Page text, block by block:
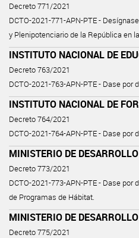
Decreto 771/2021
DCTO-2021-771-APN-PTE -
y Plenipotenciario de la República en
INSTITUTO NACIONAL DE
Decreto 763/2021
DCTO-2021-763-APN-PTE - Dase por
INSTITUTO NACIONAL DE
Decreto 764/2021
DCTO-2021-764-APN-PTE - Dase por
MINISTERIO DE
Decreto 773/2021
DCTO-2021-773-APN-PTE - Dase por
de Programas de Hábitat.
MINISTERIO DE
Decreto 775/2021